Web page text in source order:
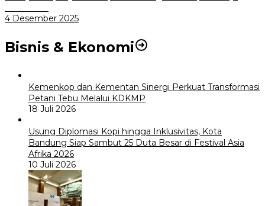
4 Desember 2025
Bisnis & Ekonomi
Kemenkop dan Kementan Sinergi Perkuat Transformasi
Petani Tebu Melalui KDKMP
18 Juli 2026
Usung Diplomasi Kopi hingga Inklusivitas, Kota
Bandung Siap Sambut 25 Duta Besar di Festival Asia
Afrika 2026
10 Juli 2026